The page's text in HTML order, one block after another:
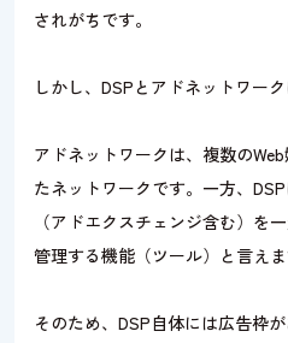
されがちです。
しかし、DSPとアドネットワー
アドネットワークは、複数の
たネットワークです。一方、
（アドエクスチェンジ含む）を
管理する機能（ツール）と言えま
そのため、DSP自体には広告枠が